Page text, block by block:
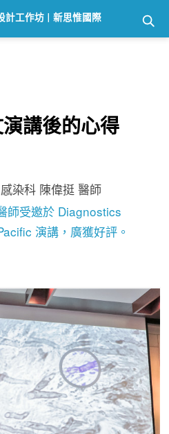
計工作坊 | 新思惟國際
講後的心得
染科 陳偉挺 醫師
師受邀於 Diagnostics
演講，廣獲好評。